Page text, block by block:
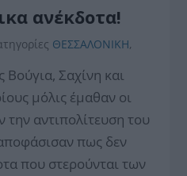
ανέκδοτα!
ΘΕΣΣΑΛΟΝΙΚΗ,
Σαχίνη και
μόλις έμαθαν οι
την αντιπολίτευση του
πως δεν
που στερούνται των